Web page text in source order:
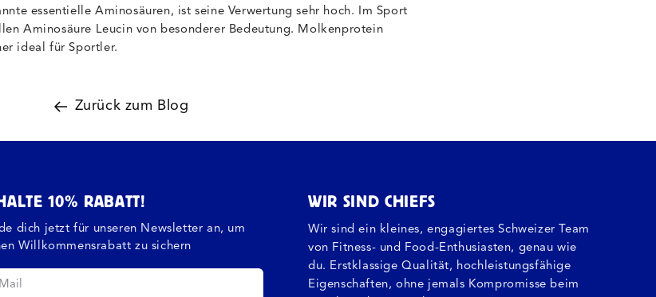
essentielle Aminosäuren, ist seine Verwertung sehr hoch. Im Sport
Aminosäure Leucin von besonderer Bedeutung. Molkenprotein
ideal für Sportler.
Zurück zum Blog
10% RABATT!
dich jetzt für unseren Newsletter an, um
Willkommensrabatt zu sichern
WIR SIND CHIEFS
Wir sind ein kleines, engagiertes Schweizer Team
von Fitness- und Food-Enthusiasten, genau wie
du. Erstklassige Qualität, hochleistungsfähige
Eigenschaften, ohne jemals Kompromisse beim